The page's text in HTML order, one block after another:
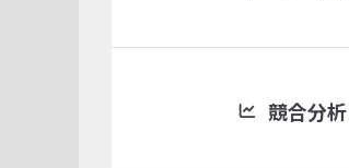
競合分析